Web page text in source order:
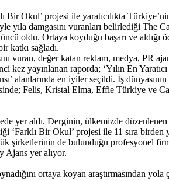
Okul’ projesi ile yaratıcılıkta
yıla damgasını vuranları belirlediği
oldu. Ortaya koyduğu başarı ve aldığı
katkı sağladı.
vuran, değer katan reklam, medya, PR
yayınlanan raporda; ‘Yılın En
alanlarında en iyiler seçildi. İş
Felis, Kristal Elma, Effie Türkiye ve
aldı. Derginin, ülkemizde düzenlenen
Bir Okul’ projesi ile 11 sıra birden
de bulunduğu profesyonel
Ajans yer alıyor.
ortaya koyan araştırmasından